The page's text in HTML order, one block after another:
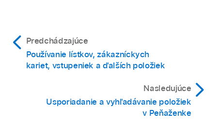
Predchádzajúce
Používanie lístkov, zákazníckych
kariet, vstupeniek a ďalších položiek
Nasledujúce
Usporiadanie a vyhľadávanie položiek
v Peňaženke